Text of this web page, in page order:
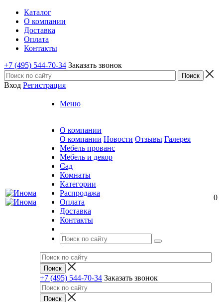
Каталог
О компании
Доставка
Оплата
Контакты
+7 (495) 544-70-34 Заказать звонок
Вход Регистрация
Меню
О компании
О компании Новости Отзывы Галерея
Мебель прованс
Мебель и декор
Сад
Комнаты
Категории
Распродажа
Оплата
Доставка
Контакты
+7 (495) 544-70-34 Заказать звонок
0